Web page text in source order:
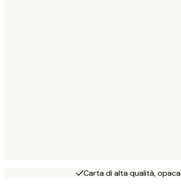
Carta di alta qualità, opaca